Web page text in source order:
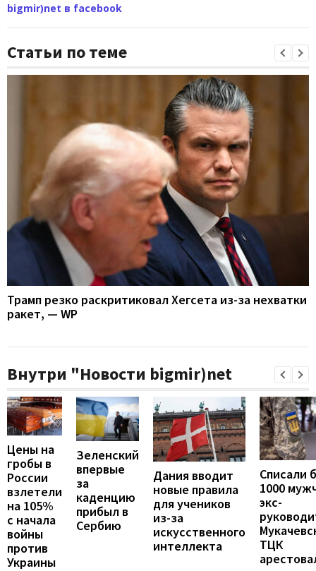
bigmir)net в facebook
Статьи по теме
Трамп резко раскритиковал Хегсета из-за нехватки
ракет, — WP
Внутри "Новости bigmir)net
Цены на
гробы в
России
взлетели
на 105%
с начала
войны
против
Украины
Зеленский
впервые
за
каденцию
прибыл в
Сербию
Дания вводит
новые правила
для учеников
из-за
искусственного
интеллекта
Списали
1000
экс-
ТЦК